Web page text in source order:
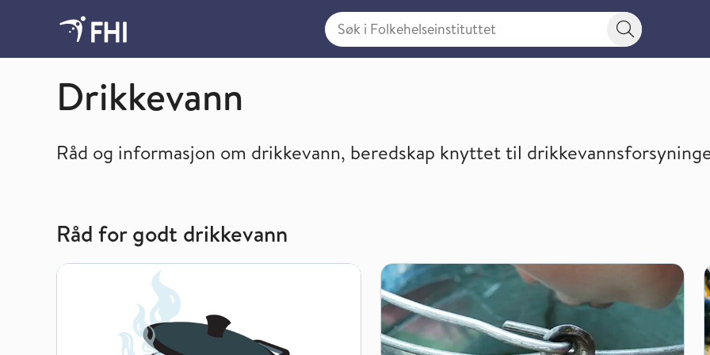
Søk i Folkehelseinstituttet
Søkeknapp
Smittevern
Drikkevann
Råd og informasjon om drikkevann, beredskap knyttet til
Råd for godt drikkevann
Hva bør du gjøre hvis du får beskjed om å koke drikkevannet?Drikkevann i spredt bebyggelse og på hytta